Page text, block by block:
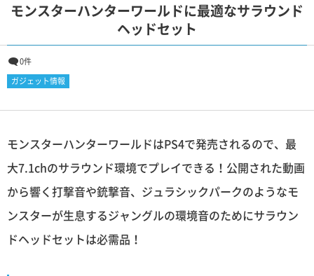
モンスターハンターワールドに最適なサラウンド
ヘッドセット
0件
ガジェット情報
モンスターハンターワールドはPS4で発売されるので、最
大7.1chのサラウンド環境でプレイできる！公開された動画
から響く打撃音や銃撃音、ジュラシックパークのようなモ
ンスターが生息するジャングルの環境音のためにサラウン
ドヘッドセットは必需品！